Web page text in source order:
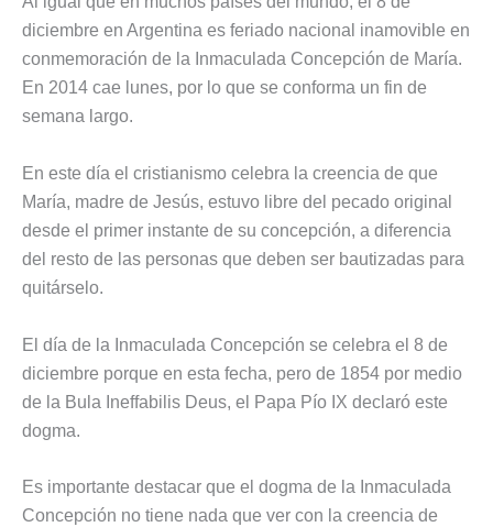
diciembre en Argentina es feriado nacional inamovible en
conmemoración de la Inmaculada Concepción de María.
En 2014 cae lunes, por lo que se conforma un fin de
semana largo.
En este día el cristianismo celebra la creencia de que
María, madre de Jesús, estuvo libre del pecado original
desde el primer instante de su concepción, a diferencia
del resto de las personas que deben ser bautizadas para
quitárselo.
El día de la Inmaculada Concepción se celebra el 8 de
diciembre porque en esta fecha, pero de 1854 por medio
de la Bula Ineffabilis Deus, el Papa Pío IX declaró este
dogma.
Es importante destacar que el dogma de la Inmaculada
Concepción no tiene nada que ver con la creencia de